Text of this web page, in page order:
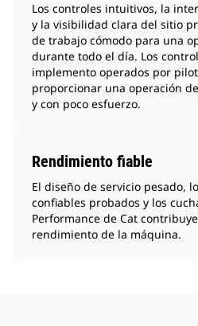
Los controles intuitivos, la
y la visibilidad clara del sitio
de trabajo cómodo para una
durante todo el día. Los
implemento operados por
proporcionar una operación
y con poco esfuerzo.
Rendimiento fiable
El diseño de servicio pesado,
confiables probados y los
Performance de Cat
rendimiento de la máquina.